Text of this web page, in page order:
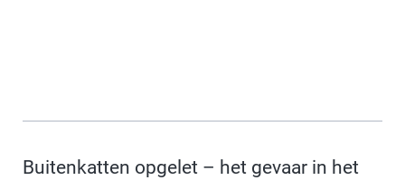
Buitenkatten opgelet – het gevaar in het